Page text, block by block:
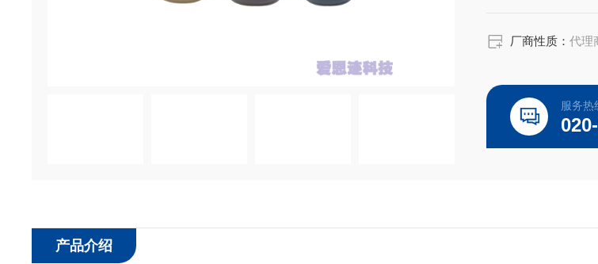
据结果都具有很
厂商性质：代理
服务热
产品介绍